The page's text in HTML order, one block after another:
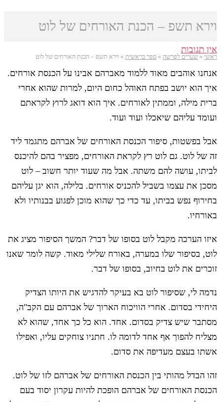
וירא תשפ – הכנת האורחים של לוט
ראשי » שערים לפרשה » ספר בראשית » וירא תשפ – הכנת האורחים של לוט
אין תגובות
אנחנו אוהבים מאוד ללמוד מאברהם אבינו על הכנסת אורחים.
איך הוא יושב בפתח האוהל כחום היום, למרות שהוא אחרי
ברית מילה, וממתין לאורחים. איך הוא דואג לרוץ לקראתם
ועומד עליהם שיאכלו ועוד ועוד.
אבל בפשטות, סיפור הכנסת האורחים של אברהם מתגמד ליד
זה של לוט. גם לוט רץ לקראת האורחים, מפציר בהם להיכנס
לביתו, עושה להם משתה. אבל מה שעוד יותר חשוב – לוט
מסכן את עצמו בשביל להכניס אורחים. בלילה, הוא יגן עליהם
בחירוף נפש בביתו, עד כדי כך שהוא מוכן לפגוע בבנותיו ולא
באורחיו.
איזו הערכה מקבל לוט בסופו של דבר? המשך הסיפור מציג את
לוט, בסיפור שלו במערה, באורח שלילי מאוד. קשה לומר שאנו
זוכרים את לוט בחיוב, בסופו של דבר.
נדמה לי, שסיפור לוט בא בעיקר להדגיש את היותו הצדיק
היחידי בסדום. אחרי הוויכוח הארוך של אברהם עם הקב"ה,
מסתבר שיש צדיק בסדום. אחד. הוא כל כך אחד, שהוא לא
מצליח להפוך אף אחד לדומה לו. חתניו צוחקים עליו, ואפילו
אשתו בעצם מעדיפה את סדום.
זהו הבדל מהותי בין הכנסת האורחים של אברהם לזו של לוט.
הכנסת האורחים של אברהם הופכת להיות עקרון יסוד בעם